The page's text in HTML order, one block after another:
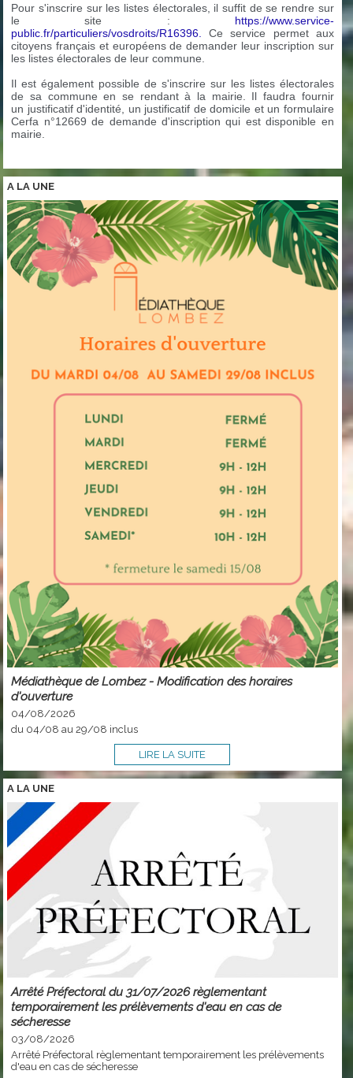
Pour s'inscrire sur les listes électorales, il suffit de se rendre sur
le site : https://www.service-
public.fr/particuliers/vosdroits/R16396.
Ce service permet aux
citoyens français et européens de demander leur inscription sur
les listes électorales de leur commune.
Il est également possible de s'inscrire sur les listes électorales
de sa commune en se rendant à la mairie. Il faudra fournir
un justificatif d'identité, un justificatif de domicile et un formulaire
Cerfa n°12669 de demande d'inscription qui est disponible en
mairie.
A LA UNE
Médiathèque de Lombez - Modification des horaires
d'ouverture
04/08/2026
du 04/08 au 29/08 inclus
LIRE LA SUITE
A LA UNE
Arrêté Préfectoral du 31/07/2026 règlementant
temporairement les prélèvements d'eau en cas de
sécheresse
03/08/2026
Arrêté Préfectoral règlementant temporairement les prélèvements
d'eau en cas de sécheresse